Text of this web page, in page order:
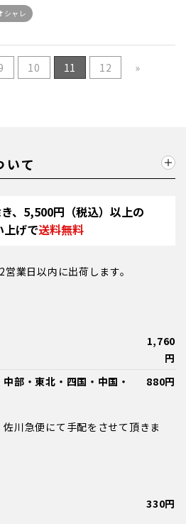
シャレ
10 11 12 »
いて
、5,500円（税込）以上の
上げで送料無料
業日以内に出荷します。
1,760
円
部・東北・四国・中国・
880円
川急便にて手配をさせて頂きま
330円